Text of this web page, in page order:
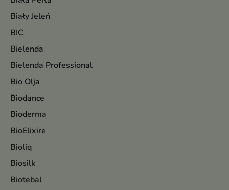
Biały Jeleń
BIC
Bielenda
Bielenda Professional
Bio Olja
Biodance
Bioderma
BioElixire
Bioliq
Biosilk
Biotebal